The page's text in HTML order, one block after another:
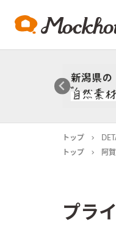
トップ
トップ
阿
プラ